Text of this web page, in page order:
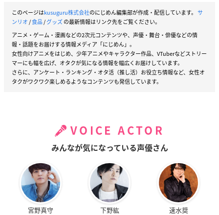
このページはkusuguru株式会社のにじめん編集部が作成・配信しています。 サ
ンリオ/食品/グッズの最新情報はリンク先をご覧ください。
アニメ・ゲーム・漫画などの2次元コンテンツや、声優・舞台・俳優などの情
報・話題をお届けする情報メディア「にじめん」。
女性向けアニメをはじめ、少年アニメやキャラクター作品、VTuberなどストリー
マーにも幅を広げ、オタクが気になる情報を幅広くお届けしています。
さらに、アンケート・ランキング・オタ活（推し活）お役立ち情報など、女性オ
タクがワクワク楽しめるようなコンテンツも発信しています。
VOICE ACTOR
みんなが気になっている声優さん
宮野真守 下野紘 速水奨